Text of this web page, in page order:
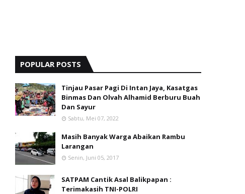
POPULAR POSTS
Tinjau Pasar Pagi Di Intan Jaya, Kasatgas
Binmas Dan Olvah Alhamid Berburu Buah
Dan Sayur
Sabtu, Mei 07, 2022
Masih Banyak Warga Abaikan Rambu
Larangan
Senin, Juni 05, 2017
SATPAM Cantik Asal Balikpapan :
Terimakasih TNI-POLRI